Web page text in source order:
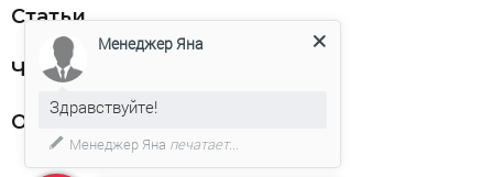
Статьи
Частникам
Оферта
Менеджер Яна
Здравствуйте!
Менеджер Яна печатает...